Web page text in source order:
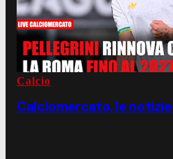
Calcio
Calciomercato, le notizie